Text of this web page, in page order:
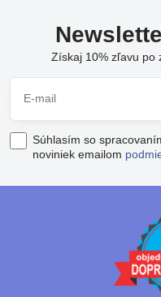
Získaj 10% zľavu po
Súhlasím so
noviniek emailom